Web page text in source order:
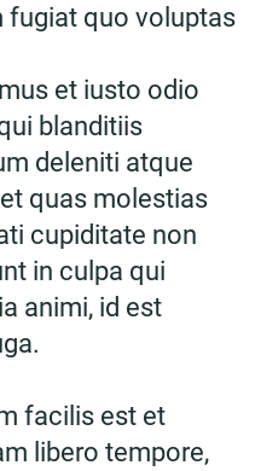
fugiat quo voluptas
et iusto odio
blanditiis
deleniti atque
quas molestias
cupiditate non
in culpa qui
animi, id est
facilis est et
libero tempore,